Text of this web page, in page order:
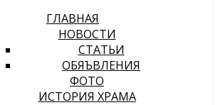
ГЛАВНАЯ
НОВОСТИ
СТАТЬИ
ОБЯЪВЛЕНИЯ
ФОТО
ИСТОРИЯ ХРАМА